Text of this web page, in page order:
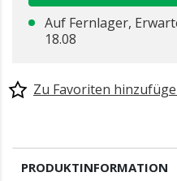
Auf Fernlager,
18.08
Zu Favoriten
PRODUKTINFORMATION